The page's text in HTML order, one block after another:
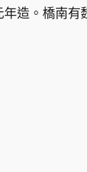
造。橋南有